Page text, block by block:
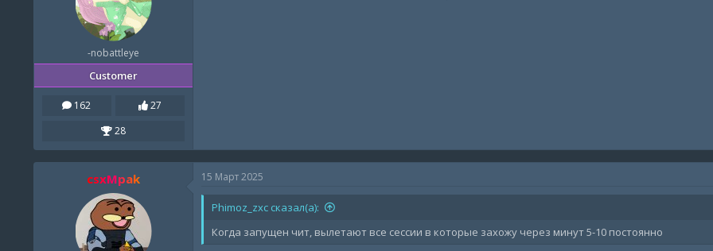
-nobattleye
Customer
162
27
28
csxMpak 15 Март 2025
Phimoz_zxc сказал(а):
Когда запущен чит, вылетают все сессии в которые захожу через минут 5-10 постоянно